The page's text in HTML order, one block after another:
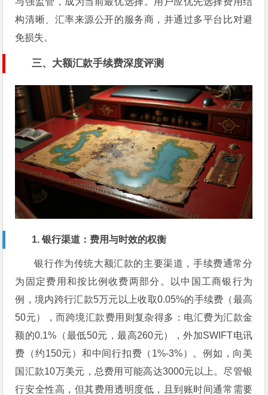
构清晰、汇率来源公开的服务商，并通过多平台比对避
免损失。
三、大额汇款手续费深度评测
1. 银行渠道：费用与时效的权衡
银行作为传统大额汇款的主要渠道，手续费通常分
为固定费用和按比例收费两部分。以中国工商银行为
例，境内跨行汇款5万元以上收取0.05%的手续费（最高
50元），而跨境汇款费用则复杂得多：电汇费为汇款金
额的0.1%（最低50元，最高260元），外加SWIFT电讯
费（约150元）和中间行扣费（1%-3%）。例如，向美
国汇款10万美元，总费用可能高达3000元以上。尽管银
行安全性高，但其费用透明度低，且到账时间通常需要